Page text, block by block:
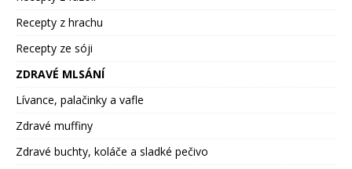
Recepty z hrachu
Recepty ze sóji
ZDRAVÉ MLSÁNÍ
Lívance, palačinky a vafle
Zdravé muffiny
Zdravé buchty, koláče a sladké pečivo